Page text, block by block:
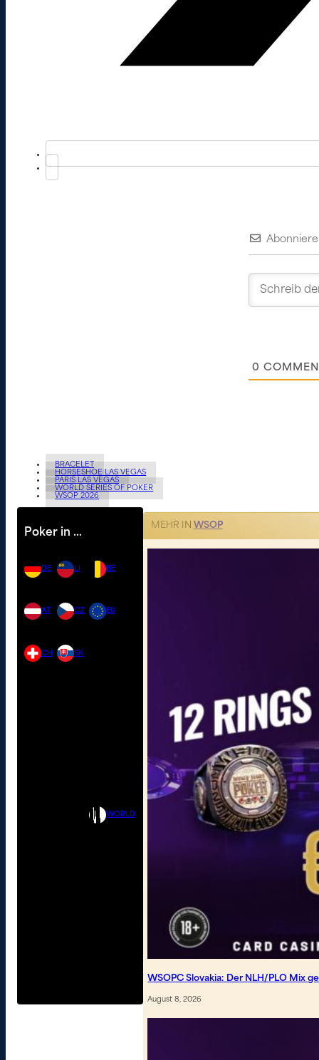
0
BRACELET
HORSESHOE LAS VEGAS
PARIS LAS VEGAS
WORLD SERIES OF POKER
WSOP 2026
Poker in …
DE
AT
CH
LI
CZ
SK
BE
EU
WORLD
MEHR IN WSOP
WSOPC Slovakia: Der NLH/PLO Mix
August 8, 2026